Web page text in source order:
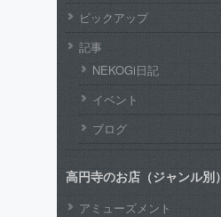
ピックアップ
記事
NEKOGi日記
イベント
ブログ
高円寺のお店（ジャンル別）
アミューズメント